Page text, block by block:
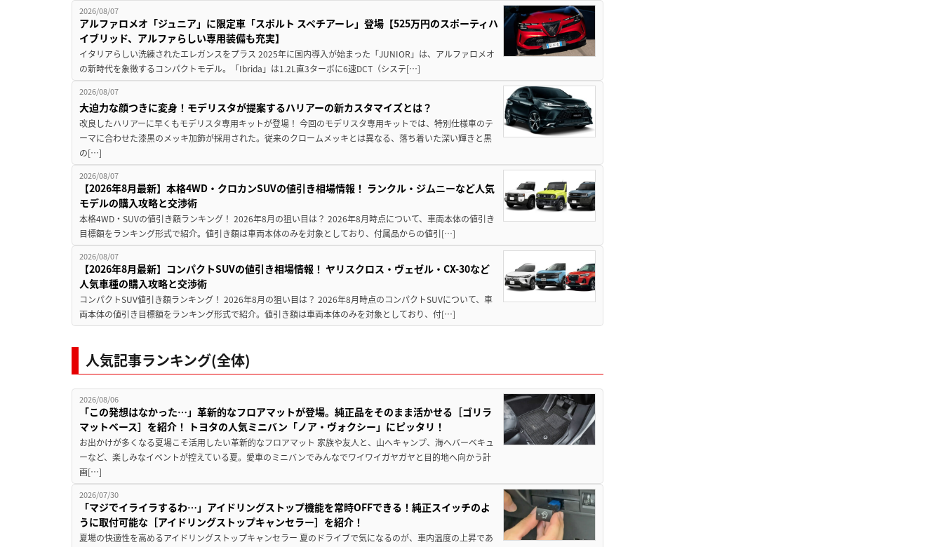
2026/08/07
アルファロメオ「ジュニア」に限定車「スポルト スペチアーレ」登場【525万円のスポーティハ
イブリッド、アルファらしい専用装備も充実】
イタリアらしい洗練されたエレガンスをプラス 2025年に国内導入が始まった「JUNIOR」は、アルファロメオ
の新時代を象徴するコンパクトモデル。「Ibrida」は1.2L直3ターボに6速DCT（システ[…]
2026/08/07
大迫力な顔つきに変身！モデリスタが提案するハリアーの新カスタマイズとは？
改良したハリアーに早くもモデリスタ専用キットが登場！ 今回のモデリスタ専用キットでは、特別仕様車のテ
ーマに合わせた漆黒のメッキ加飾が採用された。従来のクロームメッキとは異なる、落ち着いた深い輝きと黒
の[…]
2026/08/07
【2026年8月最新】本格4WD・クロカンSUVの値引き相場情報！ ランクル・ジムニーなど人気
モデルの購入攻略と交渉術
本格4WD・SUVの値引き額ランキング！ 2026年8月の狙い目は？ 2026年8月時点について、車両本体の値引き
目標額をランキング形式で紹介。値引き額は車両本体のみを対象としており、付属品からの値引[…]
2026/08/07
【2026年8月最新】コンパクトSUVの値引き相場情報！ ヤリスクロス・ヴェゼル・CX-30など
人気車種の購入攻略と交渉術
コンパクトSUV値引き額ランキング！ 2026年8月の狙い目は？ 2026年8月時点のコンパクトSUVについて、車
両本体の値引き目標額をランキング形式で紹介。値引き額は車両本体のみを対象としており、付[…]
人気記事ランキング(全体)
2026/08/06
「この発想はなかった…」革新的なフロアマットが登場。純正品をそのまま活かせる［ゴリラ
マットベース］を紹介！ トヨタの人気ミニバン「ノア・ヴォクシー」にピッタリ！
お出かけが多くなる夏場こそ活用したい革新的なフロアマット 家族や友人と、山へキャンプ、海へバーベキュ
ーなど、楽しみなイベントが控えている夏。愛車のミニバンでみんなでワイワイガヤガヤと目的地へ向かう計
画[…]
2026/07/30
「マジでイライラするわ…」アイドリングストップ機能を常時OFFできる！純正スイッチのよ
うに取付可能な［アイドリングストップキャンセラー］を紹介！
夏場の快適性を高めるアイドリングストップキャンセラー 夏のドライブで気になるのが、車内温度の上昇であ